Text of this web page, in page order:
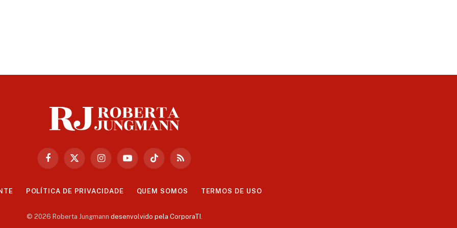
Facebook
X
InstagramYouTubeTikTok RSS
POLÍTICA DE PRIVACIDADE QUEM SOMOS TERMOS DE USO
© 2026 Roberta Jungmann desenvolvido pela CorporaTI .